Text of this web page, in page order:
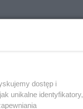
dostęp i
unikalne identyfikatory,